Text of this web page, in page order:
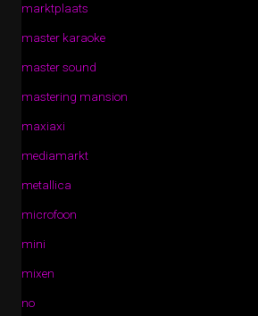
marktplaats
master karaoke
master sound
mastering mansion
maxiaxi
mediamarkt
metallica
microfoon
mini
mixen
no